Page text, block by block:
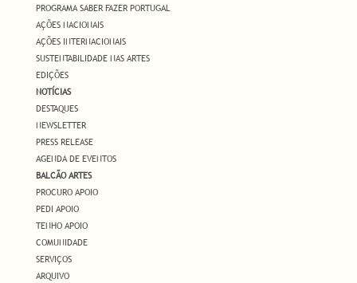
PROGRAMA SABER FAZER PORTUGAL
AÇÕES NACIONAIS
AÇÕES INTERNACIONAIS
SUSTENTABILIDADE NAS ARTES
EDIÇÕES
NOTÍCIAS
DESTAQUES
NEWSLETTER
PRESS RELEASE
AGENDA DE EVENTOS
BALCÃO ARTES
PROCURO APOIO
PEDI APOIO
TENHO APOIO
COMUNIDADE
SERVIÇOS
ARQUIVO